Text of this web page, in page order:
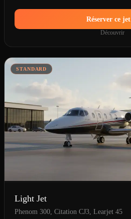
Réserver ce jet
Découvrir
STANDARD
Light Jet
Phenom 300, Citation CJ3, Learjet 45